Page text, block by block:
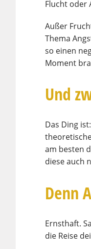
Flucht oder
Außer
Thema
so einen
Moment
Und
Das Ding
am besten
diese auch
Denn
Ernsthaft.
die Reise